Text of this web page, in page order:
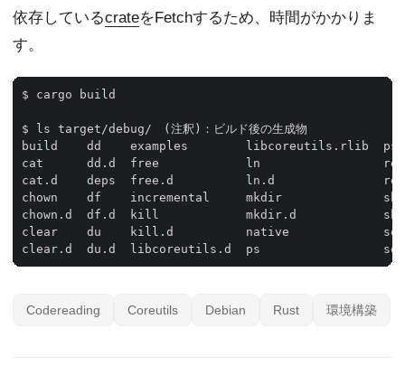
依存しているcrateをFetchするため、時間がかかりま
す。
$ cargo build
$ ls target/debug/　(注釈)：ビルド後の生成物
build    dd    examples        libcoreutils.rlib
cat      dd.d  free            ln
cat.d    deps  free.d          ln.d
chown    df    incremental     mkdir
chown.d  df.d  kill            mkdir.d
clear    du    kill.d          native             sort
Codereading Coreutils Debian Rust 環境構築